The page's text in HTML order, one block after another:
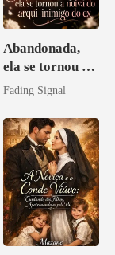
Abandonada,
ela se tornou a
noiva do arqui-
Fading Signal